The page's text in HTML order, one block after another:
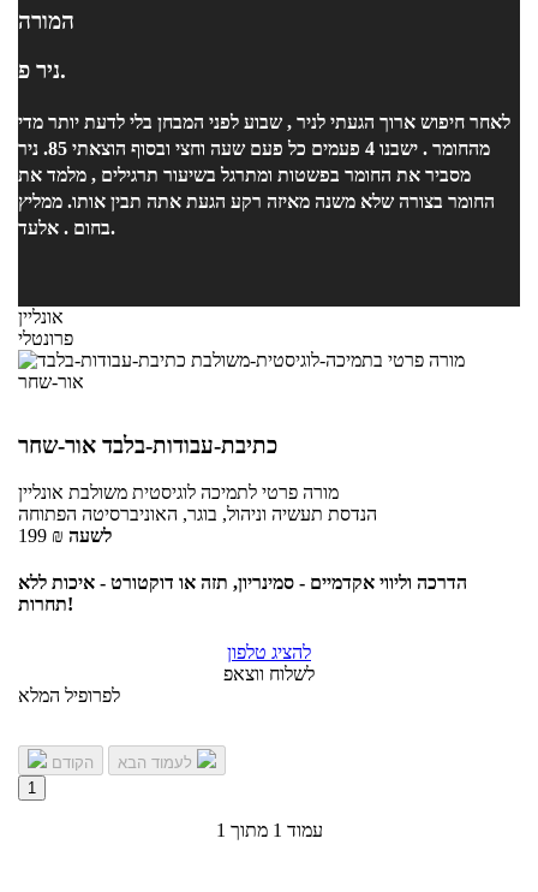
המורה
ניר פ.
לאחר חיפוש ארוך הגעתי לניר , שבוע לפני המבחן בלי לדעת יותר מדי
מהחומר . ישבנו 4 פעמים כל פעם שעה וחצי ובסוף הוצאתי 85. ניר
מסביר את החומר בפשטות ומתרגל בשיעור תרגילים , מלמד את
החומר בצורה שלא משנה מאיזה רקע הגעת אתה תבין אותו. ממליץ
בחום . אלעד.
אונליין
פרונטלי
כתיבת-עבודות-בלבד אור-שחר
מורה פרטי לתמיכה לוגיסטית משולבת אונליין
הנדסת תעשיה וניהול, בוגר, האוניברסיטה הפתוחה
199 ₪ לשעה
הדרכה וליווי אקדמיים - סמינריון, תזה או דוקטורט - איכות ללא
תחרות!
להציג טלפון
לשלוח ווצאפ
לפרופיל המלא
הקודם
1
עמוד 1 מתוך 1